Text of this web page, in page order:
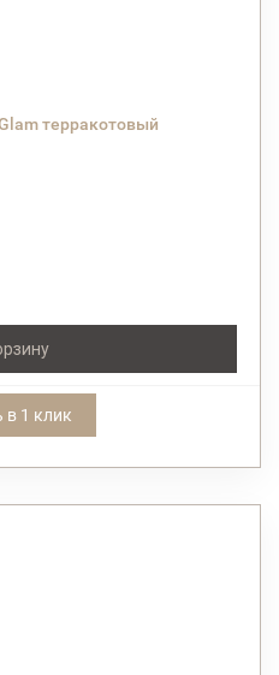
терракотовый
в 1 клик